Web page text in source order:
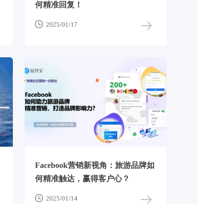
何精准回复！
 2025/01/17
Facebook营销新视角：旅游品牌如
何精准触达，赢得客户心？
 2025/01/14